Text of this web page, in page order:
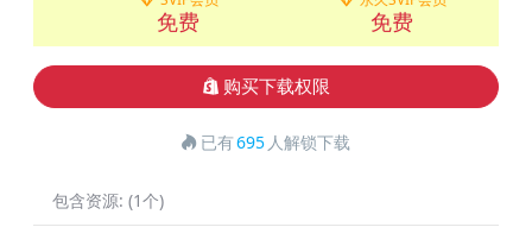
免费 免费
购买下载权限
已有695 人解锁下载
包含资源: (1个)